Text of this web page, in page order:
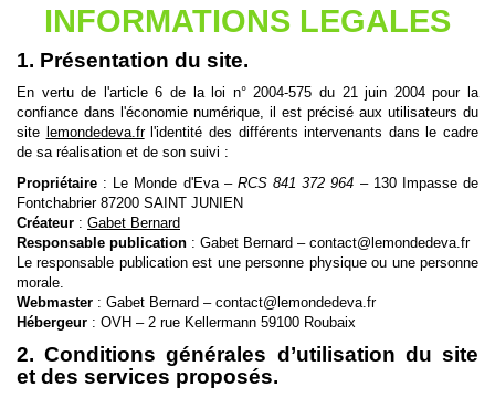
INFORMATIONS LEGALES
1. Présentation du site.
En vertu de l'article 6 de la loi n° 2004-575 du 21 juin 2004 pour la
confiance dans l'économie numérique, il est précisé aux utilisateurs du
site lemondedeva.frl'identité des différents intervenants dans le cadre
de sa réalisation et de son suivi :
Propriétaire : Le Monde d'Eva – RCS 841 372 964 – 130 Impasse de
Fontchabrier 87200 SAINT JUNIEN
Créateur : Gabet Bernard
Responsable publication : Gabet Bernard – contact@lemondedeva.fr
Le responsable publication est une personne physique ou une personne
morale.
Webmaster : Gabet Bernard – contact@lemondedeva.fr
Hébergeur : OVH – 2 rue Kellermann 59100 Roubaix
2. Conditions générales d’utilisation du site
et des services proposés.